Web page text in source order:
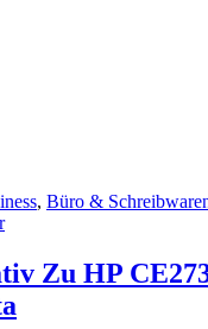
, Büro &
Zu HP